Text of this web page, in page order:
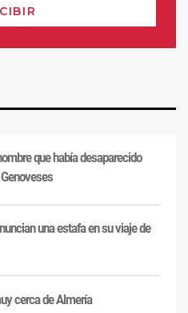
que había desaparecido
una estafa en su viaje de
cerca de Almería